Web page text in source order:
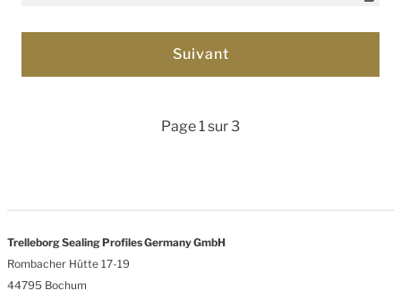
Page 1 sur 3
Trelleborg Sealing Profiles Germany GmbH
Rombacher Hütte 17-19
44795 Bochum